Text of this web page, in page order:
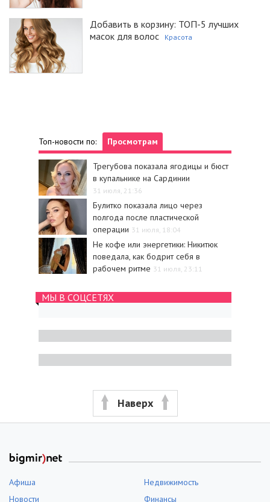
Добавить в корзину: ТОП-5 лучших
масок для волос
Красота
Топ-новости по: Просмотрам
Трегубова показала ягодицы и бюст
в купальнике на Сардинии
31 июля, 21:36
Булитко показала лицо через
полгода после пластической
операции 31 июля, 18:04
Не кофе или энергетики: Никитюк
поведала, как бодрит себя в
рабочем ритме 31 июля, 23:11
МЫ В СОЦСЕТЯХ
Наверх
Афиша
Недвижимость
Новости
Финансы